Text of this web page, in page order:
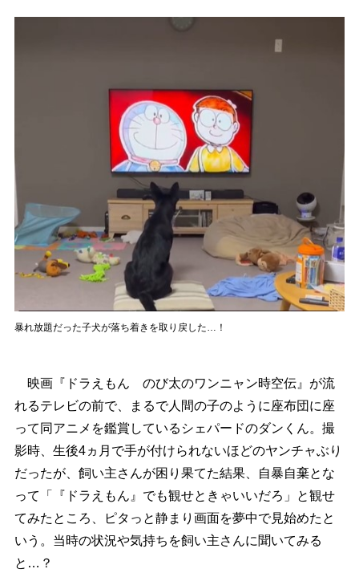
暴れ放題だった子犬が落ち着きを取り戻した…！
映画『ドラえもん のび太のワンニャン時空伝』が流
れるテレビの前で、まるで人間の子のように座布団に座
って同アニメを鑑賞しているシェパードのダンくん。撮
影時、生後4ヵ月で手が付けられないほどのヤンチャぶり
だったが、飼い主さんが困り果てた結果、自暴自棄とな
って「『ドラえもん』でも観せときゃいいだろ」と観せ
てみたところ、ピタっと静まり画面を夢中で見始めたと
いう。当時の状況や気持ちを飼い主さんに聞いてみる
と…？